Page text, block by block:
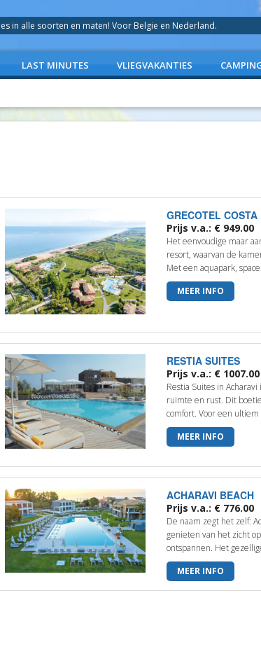
in alle soorten en maten! Voor Belgie en Nederland.
LAST MINUTES VLIEGVAKANTIES
GRECOTEL
Prijs v.a.: € 949.00
Het eenvoudige maar
resort, waarvan de
Met een aquapark,
MEER INFO
RESTIA SUITES
Prijs v.a.: € 1007.00
Restia Suites in
ruimte en rust. Dit
comfort. Voor een ultiem
MEER INFO
ACHARAVI BEACH
Prijs v.a.: € 776.00
De naam zegt het zelf:
genieten van het zicht
ontspannen. Het
MEER INFO